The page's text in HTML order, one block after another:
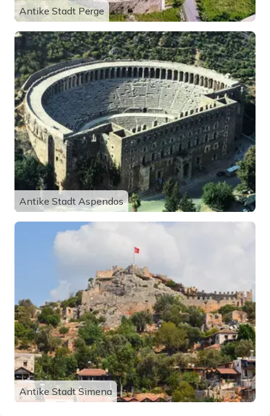
Antike Stadt Perge
Antike Stadt Aspendos
Antike Stadt Simena